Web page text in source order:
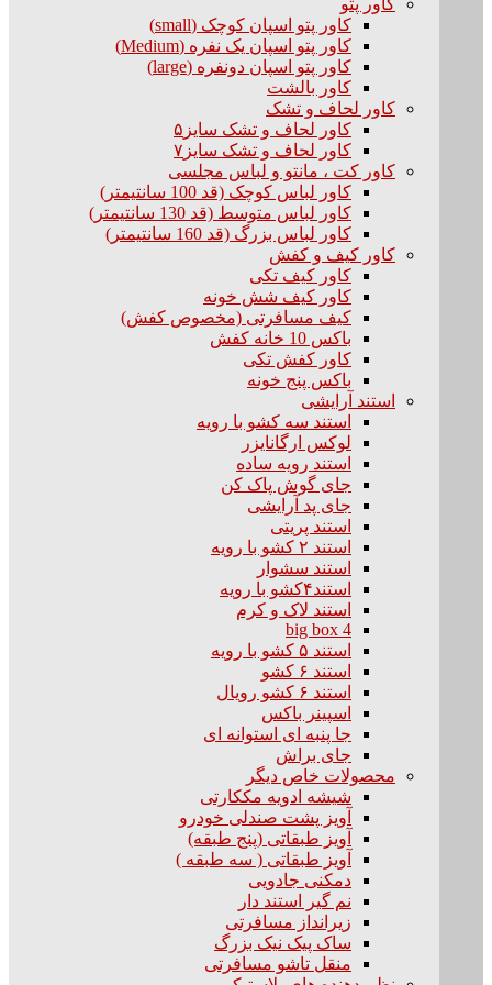
کاور پتو
کاور پتو اسپان کوچک (small)
کاور پتو اسپان یک نفره (Medium)
کاور پتو اسپان دونفره (large)
کاور بالشت
کاور لحاف و تشک
کاور لحاف و تشک سایز۵
کاور لحاف و تشک سایز۷
کاور کت ، مانتو و لباس مجلسی
کاور لباس کوچک (قد 100 سانتیمتر)
کاور لباس متوسط (قد 130 سانتیمتر)
کاور لباس بزرگ (قد 160 سانتیمتر)
کاور کیف و کفش
کاور کیف تکی
کاور کیف شش خونه
کیف مسافرتی (مخصوص کفش)
باکس 10 خانه کفش
کاور کفش تکی
باکس پنج خونه
استند آرایشی
استند سه کشو با رویه
لوکس ارگانایزر
استند رویه ساده
جای گوش پاک کن
جای پد آرایشی
استند پریتی
استند ۲ کشو با رویه
استند سشوار
استند۴کشو با رویه
استند لاک و کرم
big box 4
استند ۵ کشو با رویه
استند ۶ کشو
استند ۶ کشو رویال
اسپینر باکس
جا پنبه ای استوانه ای
جای براش
محصولات خاص دیگر
شیشه ادویه مککارتی
آویز پشت صندلی خودرو
آویز طبقاتی (پنج طبقه)
آویز طبقاتی ( سه طبقه )
دمکنی جادویی
نم گیر استند دار
زیرانداز مسافرتی
ساک پیک نیک بزرگ
منقل تاشو مسافرتی